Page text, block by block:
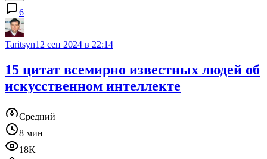
6
Taritsyn12 сен 2024 в 22:14
15 цитат всемирно известных людей об
искусственном интеллекте
Средний
8 мин
18K